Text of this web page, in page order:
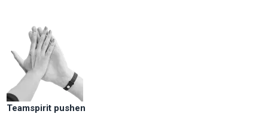
Teamspirit pushen